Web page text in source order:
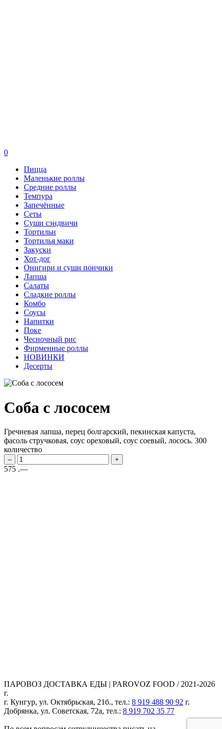
0
Пицца
Маленькие роллы
Средние роллы
Темпура
Запечённые
Сеты
Суши сэндвичи
Тортильи
Тортилья маки
Закуски
Хот-дог
Онигири и суши пончики
Лапша
Салаты
Сладкие роллы
Комбо
Соусы
Напитки
Поке
Чесночный рис
Фирменные роллы
НОВИНКИ
Десерты
Соба с лососем
Гречневая лапша, перец болгарский, пекинская капуста,
фасоль стручковая, соус ореховый, соус соевый, лосось. 300
количество
– +
575 .—
ПАРОВОЗ ДОСТАВКА ЕДЫ | PAROVOZ FOOD / 2021-2026
г.
г. Кунгур, ул. Октябрьская, 21б., тел.: 8 919 488 90 92 г.
Добрянка, ул. Советская, 72а, тел.: 8 919 702 35 77